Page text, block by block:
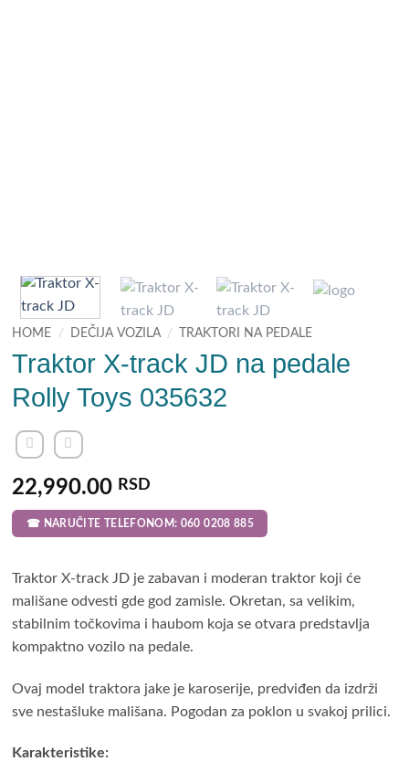
HOME / DEČIJA VOZILA / TRAKTORI NA PEDALE
Traktor X-track JD na pedale
Rolly Toys 035632
22,990.00 RSD
☎ NARUČITE TELEFONOM: 060 0208 885
Traktor X-track JD je zabavan i moderan traktor koji će
mališane odvesti gde god zamisle. Okretan, sa velikim,
stabilnim točkovima i haubom koja se otvara predstavlja
kompaktno vozilo na pedale.
Ovaj model traktora jake je karoserije, predviđen da izdrži
sve nestašluke mališana. Pogodan za poklon u svakoj prilici.
Karakteristike: